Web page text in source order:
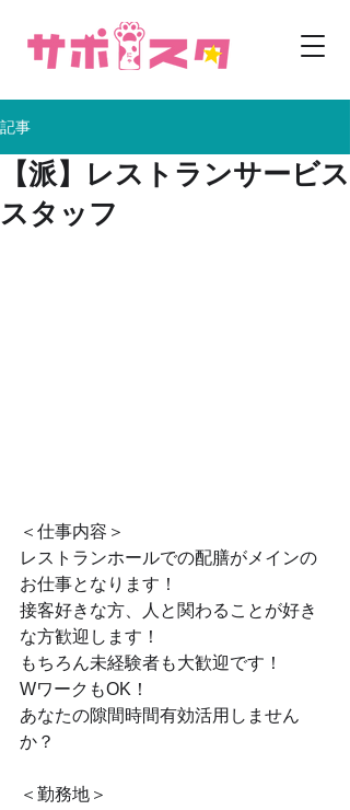
記事
​【派】レストランサービス
スタッフ
＜仕事内容＞
レストランホールでの配膳がメインの
お仕事となります！
接客好きな方、人と関わることが好き
な方歓迎します！
もちろん未経験者も大歓迎です！
WワークもOK！
あなたの隙間時間有効活用しません
か？
＜勤務地＞